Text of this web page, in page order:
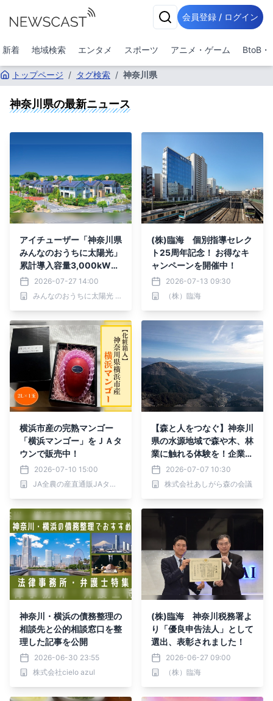
会員登録 / ログイン
新着 地域検索 エンタメ スポーツ アニメ・ゲーム BtoB・
トップページ / タグ検索 / 神奈川県
神奈川県の最新ニュース
アイチューザー「神奈川県
みんなのおうちに太陽光」
累計導入容量3,000kW突
破
2026-07-27 14:00
みんなのおうちに太陽光 事務局
(株)臨海 個別指導セレク
ト25周年記念！ お得なキ
ャンペーンを開催中！
2026-07-13 09:30
（株）臨海
横浜市産の完熟マンゴー
「横浜マンゴー」をＪＡタ
ウンで販売中！
2026-07-10 15:00
JA全農の産直通販JAタウン
【森と人をつなぐ】神奈川
県の水源地域で森や木、林
業に触れる体験を！企業・
学校向けの森林体験や保育
園・幼稚園向けの出張木育
広場を通して、森のまなび
2026-07-07 10:30
株式会社あしがら森の会議
神奈川・横浜の債務整理の
相談先と公的相談窓口を整
理した記事を公開
2026-06-30 23:55
株式会社cielo azul
(株)臨海 神奈川税務署よ
り「優良申告法人」として
選出、表彰されました！
2026-06-27 09:00
（株）臨海